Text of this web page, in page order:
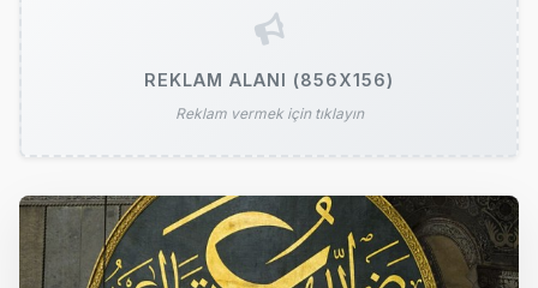
REKLAM ALANI (856X156)
Reklam vermek için tıklayın